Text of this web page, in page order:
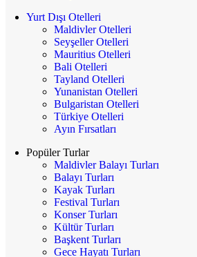
Yurt Dışı Otelleri
Maldivler Otelleri
Seyşeller Otelleri
Mauritius Otelleri
Bali Otelleri
Tayland Otelleri
Yunanistan Otelleri
Bulgaristan Otelleri
Türkiye Otelleri
Ayın Fırsatları
Popüler Turlar
Maldivler Balayı Turları
Balayı Turları
Kayak Turları
Festival Turları
Konser Turları
Kültür Turları
Başkent Turları
Gece Hayatı Turları